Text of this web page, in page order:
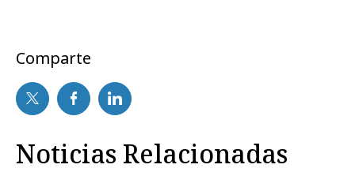
Comparte
Noticias Relacionadas